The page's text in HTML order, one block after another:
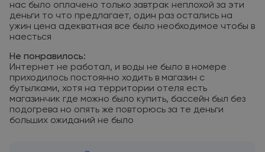
нас было оплачено только завтрак неплохой за эти
деньги то что предлагает, один раз остались на
ужин цена адекватная все было необходимое чтобы в
наесться
Не понравилось:
Интернет не работал, и воды не было в номере
приходилось постоянно ходить в магазин с
бутылками, хотя на территории отеля есть
магазинчик где можно было купить, бассейн был без
подогрева но опять же повторюсь за те деньги
больших ожиданий не было